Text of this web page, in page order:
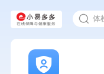
体
刚刚 周
刚刚
罗**
刚刚
罗**
1分钟前
1分钟前